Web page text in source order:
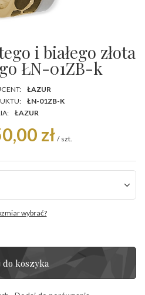
i białego złota
ŁN-01ZB-k
ŁAZUR
ŁN-01ZB-K
ŁAZUR
zł / szt.
wybrać?
do koszyka